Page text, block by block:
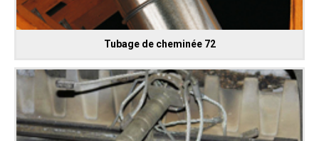
Tubage de cheminée 72